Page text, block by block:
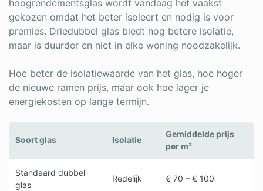
hoogrendementsglas wordt vandaag het vaakst
gekozen omdat het beter isoleert en nodig is voor
premies. Driedubbel glas biedt nog betere isolatie,
maar is duurder en niet in elke woning noodzakelijk.
Hoe beter de isolatiewaarde van het glas, hoe hoger
de nieuwe ramen prijs, maar ook hoe lager je
energiekosten op lange termijn.
Soort glas Isolatie
Gemiddelde prijs
per m²
Standaard dubbel
glas
Redelijk € 70 – € 100